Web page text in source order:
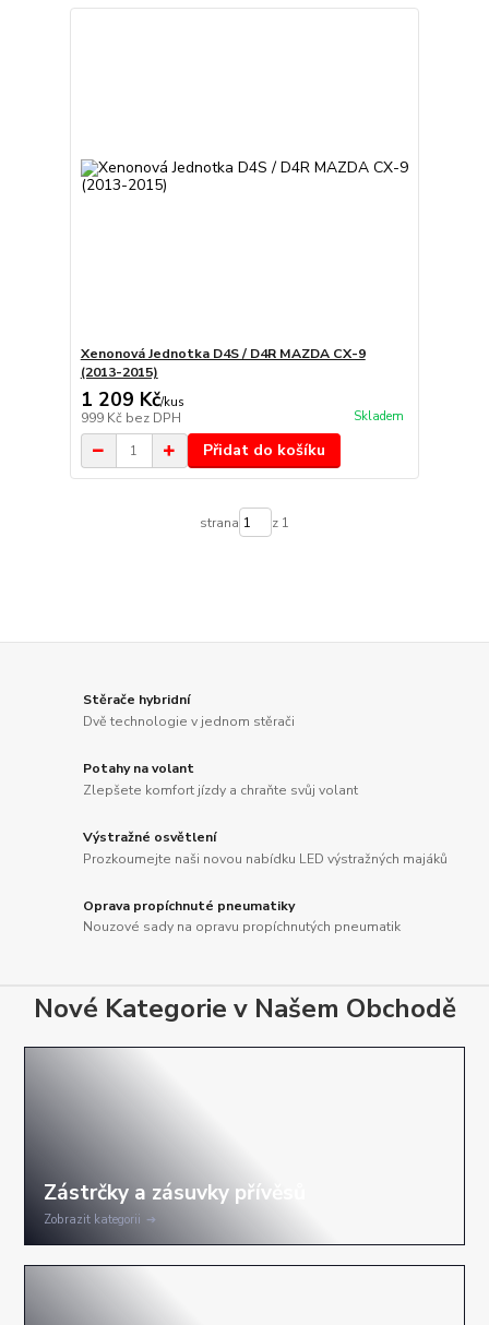
Xenonová Jednotka D4S / D4R MAZDA CX-9
(2013-2015)
1 209 Kč/kus
999 Kč bez DPH Skladem
Přidat do košíku
strana z 1
Stěrače hybridní
Dvě technologie v jednom stěrači
Potahy na volant
Zlepšete komfort jízdy a chraňte svůj volant
Výstražné osvětlení
Prozkoumejte naši novou nabídku LED výstražných majáků
Oprava propíchnuté pneumatiky
Nouzové sady na opravu propíchnutých pneumatik
Nové Kategorie v Našem Obchodě
Zobrazit kategorii